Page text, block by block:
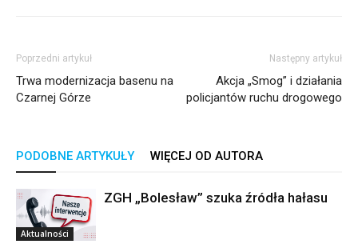
Poprzedni artykuł
Trwa modernizacja basenu na
Czarnej Górze
Następny artykuł
Akcja „Smog” i działania
policjantów ruchu drogowego
PODOBNE ARTYKUŁY WIĘCEJ OD AUTORA
Aktualności
ZGH „Bolesław” szuka źródła hałasu